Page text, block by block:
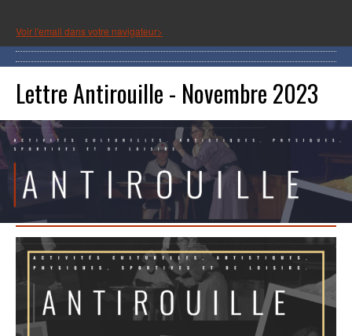
Voir l'email dans votre navigateur>
Lettre Antirouille - Novembre 2023